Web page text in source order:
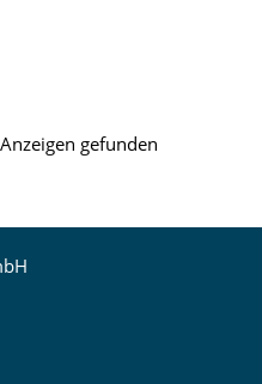
gefunden